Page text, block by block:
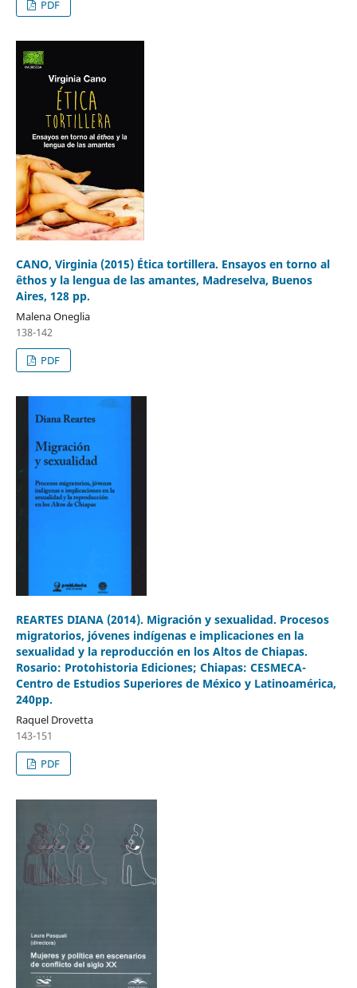
PDF
CANO, Virginia (2015) Ética tortillera. Ensayos en torno al
êthos y la lengua de las amantes, Madreselva, Buenos
Aires, 128 pp.
Malena Oneglia
138-142
PDF
REARTES DIANA (2014). Migración y sexualidad. Procesos
migratorios, jóvenes indígenas e implicaciones en la
sexualidad y la reproducción en los Altos de Chiapas.
Rosario: Protohistoria Ediciones; Chiapas: CESMECA-
Centro de Estudios Superiores de México y Latinoamérica,
240pp.
Raquel Drovetta
143-151
PDF